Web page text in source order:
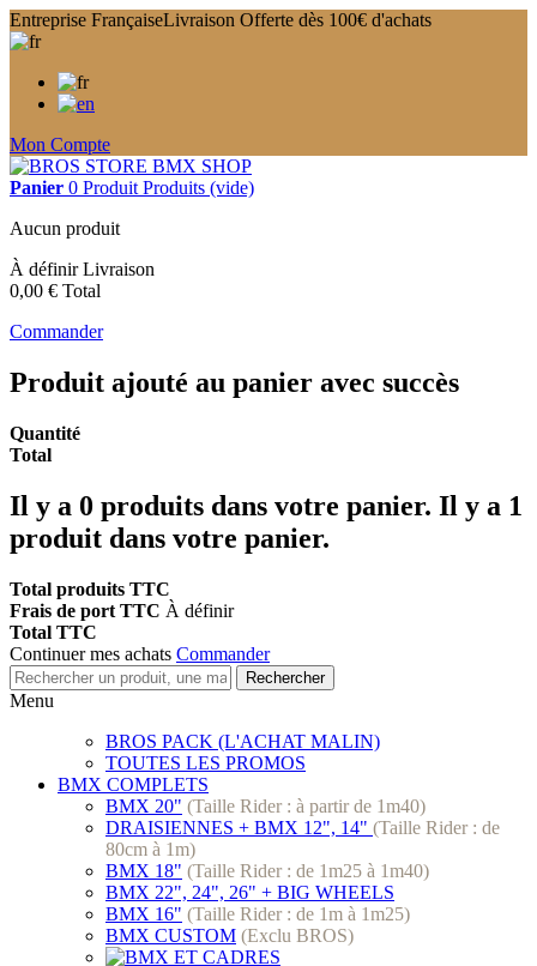
Entreprise FrançaiseLivraison Offerte dès 100€ d'achats
Mon Compte
Panier 0 Produit Produits (vide)
Aucun produit
À définirLivraison
0,00 € Total
Commander
Produit ajouté au panier avec succès
Quantité
Total
Il y a 0 produits dans votre panier. Il y a 1
produit dans votre panier.
Total produits TTC
Frais de port TTC À définir
Total TTC
Continuer mes achats Commander
Rechercher
Menu
BROS PACK (L'ACHAT MALIN)
TOUTES LES PROMOS
BMX COMPLETS
BMX 20" (Taille Rider : à partir de 1m40)
DRAISIENNES + BMX 12", 14" (Taille Rider : de
80cm à 1m)
BMX 18" (Taille Rider : de 1m25 à 1m40)
BMX 22", 24", 26" + BIG WHEELS
BMX 16" (Taille Rider : de 1m à 1m25)
BMX CUSTOM (Exclu BROS)